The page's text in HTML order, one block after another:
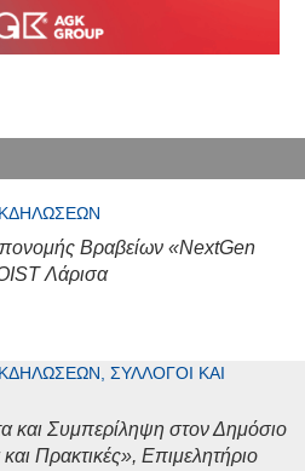
Βραβείων «NextGen
Λάρισα
ΣΎΛΛΟΓΟΙ ΚΑΙ
και Συμπερίληψη στον Δημόσιο
Πρακτικές», Επιμελητήριο